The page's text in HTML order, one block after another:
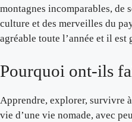
montagnes incomparables, de
culture et des merveilles du
agréable toute l’année et il est
Pourquoi ont-ils
Apprendre, explorer, survivre
vie d’une vie nomade, avec